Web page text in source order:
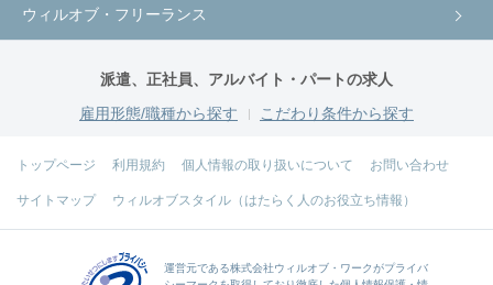
ウィルオブ・フリーランス
派遣、正社員、アルバイト・パートの求人
雇用形態/職種から探す
こだわり条件から探す
トップページ 利用規約 個人情報の取り扱いについて お問い合わせ
サイトマップ ウィルオブスタイル（はたらく人のお役立ち情報）
運営元である株式会社ウィルオブ・ワークがプライバ